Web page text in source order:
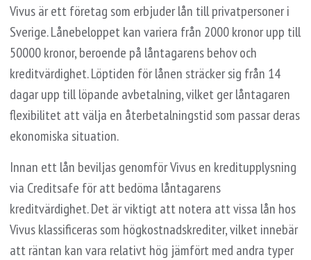
Vivus är ett företag som erbjuder lån till privatpersoner i
Sverige. Lånebeloppet kan variera från 2000 kronor upp till
50000 kronor, beroende på låntagarens behov och
kreditvärdighet. Löptiden för lånen sträcker sig från 14
dagar upp till löpande avbetalning, vilket ger låntagaren
flexibilitet att välja en återbetalningstid som passar deras
ekonomiska situation.
Innan ett lån beviljas genomför Vivus en kreditupplysning
via Creditsafe för att bedöma låntagarens
kreditvärdighet. Det är viktigt att notera att vissa lån hos
Vivus klassificeras som högkostnadskrediter, vilket innebär
att räntan kan vara relativt hög jämfört med andra typer